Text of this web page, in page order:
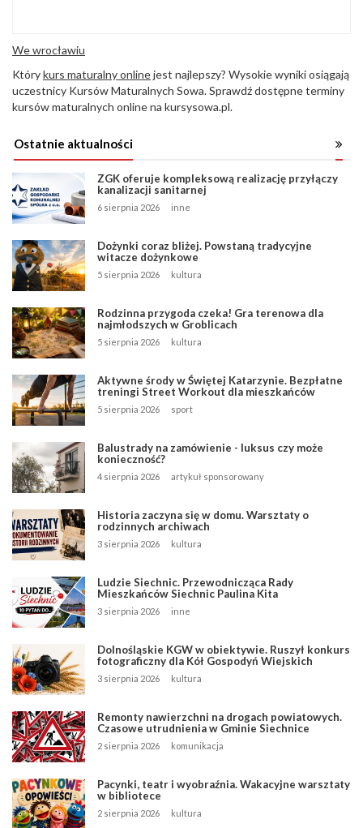
We wrocławiu
Którykurs maturalny onlinejest najlepszy? Wysokie wyniki osiągają
uczestnicy Kursów Maturalnych Sowa. Sprawdź dostępne terminy
kursów maturalnych online na kursysowa.pl.
Ostatnie aktualności
ZGK oferuje kompleksową realizację przyłączy
kanalizacji sanitarnej
6 sierpnia 2026 inne
Dożynki coraz bliżej. Powstaną tradycyjne
witacze dożynkowe
5 sierpnia 2026 kultura
Rodzinna przygoda czeka! Gra terenowa dla
najmłodszych w Groblicach
5 sierpnia 2026 kultura
Aktywne środy w Świętej Katarzynie. Bezpłatne
treningi Street Workout dla mieszkańców
5 sierpnia 2026 sport
Balustrady na zamówienie - luksus czy może
konieczność?
4 sierpnia 2026 artykuł sponsorowany
Historia zaczyna się w domu. Warsztaty o
rodzinnych archiwach
3 sierpnia 2026 kultura
Ludzie Siechnic. Przewodnicząca Rady
Mieszkańców Siechnic Paulina Kita
3 sierpnia 2026 inne
Dolnośląskie KGW w obiektywie. Ruszył konkurs
fotograficzny dla Kół Gospodyń Wiejskich
3 sierpnia 2026 kultura
Remonty nawierzchni na drogach powiatowych.
Czasowe utrudnienia w Gminie Siechnice
2 sierpnia 2026 komunikacja
Pacynki, teatr i wyobraźnia. Wakacyjne warsztaty
w bibliotece
2 sierpnia 2026 kultura